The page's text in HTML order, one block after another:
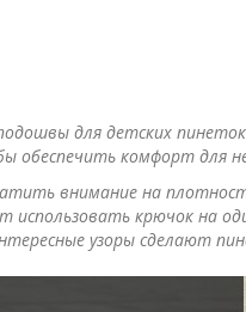
для детских
обеспечить комфорт
внимание на
крючок на
узоры сделают